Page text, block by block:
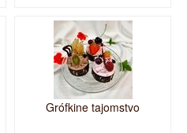
Grófkine tajomstvo